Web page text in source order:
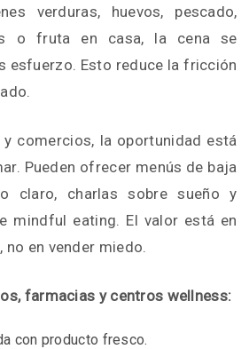
verduras, huevos, pescado,
o fruta en casa, la cena se
esfuerzo. Esto reduce la fricción
comercios, la oportunidad está
Pueden ofrecer menús de baja
claro, charlas sobre sueño y
mindful eating. El valor está en
no en vender miedo.
farmacias y centros wellness:
con producto fresco.